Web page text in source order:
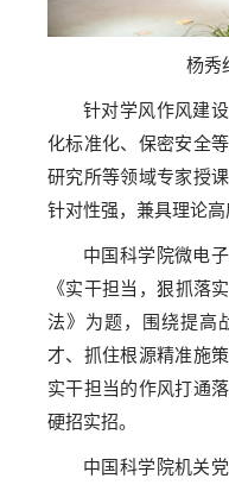
杨秀
针对学风作风建
化标准化、保密安全
研究所等领域专家授
针对性强，兼具理论高
中国科学院微电
《实干担当，狠抓
法》为题，围绕提高
才、抓住根源精准施
实干担当的作风打通
硬招实招。
中国科学院机关